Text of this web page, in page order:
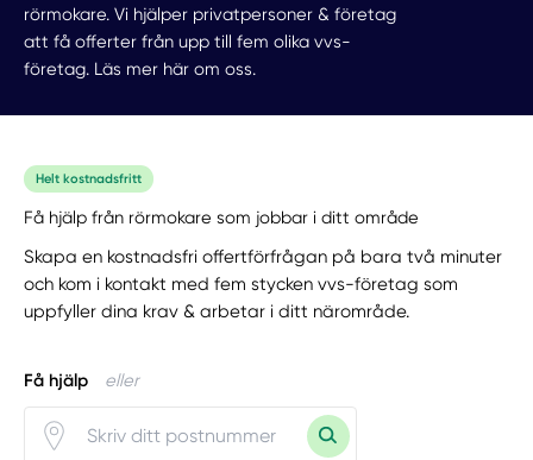
rörmokare. Vi hjälper privatpersoner & företag
att få offerter från upp till fem olika vvs-
företag. Läs mer här om oss.
Helt kostnadsfritt
Få hjälp från rörmokare som jobbar i ditt område
Skapa en kostnadsfri offertförfrågan på bara två minuter
och kom i kontakt med fem stycken vvs-företag som
uppfyller dina krav & arbetar i ditt närområde.
Få hjälp eller